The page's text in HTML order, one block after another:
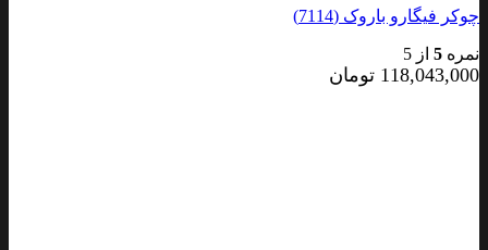
چوکر فیگارو باروک (7114)
نمره 5 از 5
118,043,000 تومان